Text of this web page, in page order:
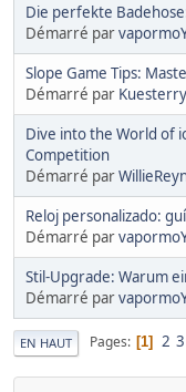
Die perfekte
Démarré par
Slope Game Tips:
Démarré par Kuesterry
Dive into the World of
Competition
Démarré par
Reloj personalizado:
Démarré par
Stil-Upgrade: Warum
Démarré par
EN HAUT Pages 1 2 3